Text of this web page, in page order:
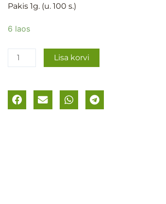
Pakis 1g. (u. 100 s.)
6 laos
Pruudisõlg
Flame
´
Lisa korvi